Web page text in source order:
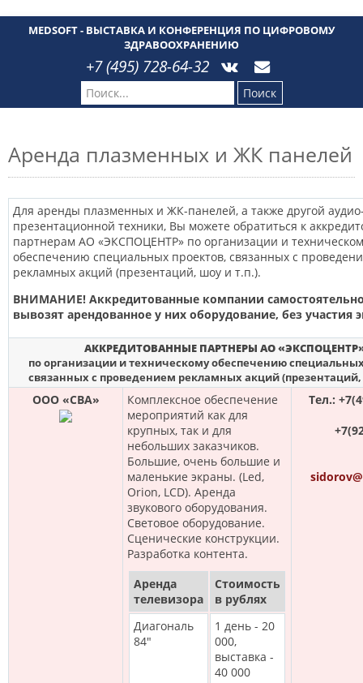
MEDSOFT - ВЫСТАВКА И КОНФЕРЕНЦИЯ ПО ЦИФРОВОМУ
ЗДРАВООХРАНЕНИЮ
+7 (495) 728-64-32
Поиск
Аренда плазменных и ЖК панелей
Для аренды плазменных и ЖК-панелей, а также другой
презентационной техники, Вы можете обратиться к
партнерам АО «ЭКСПОЦЕНТР» по организации и
обеспечению специальных проектов, связанных с
рекламных акций (презентаций, шоу и т.п.).
ВНИМАНИЕ! Аккредитованные компании
вывозят арендованное у них оборудование, без участия
АККРЕДИТОВАННЫЕ ПАРТНЕРЫ АО
по организации и техническому обеспечению
связанных с проведением рекламных акций
ООО «СВА»
Комплексное обеспечение
мероприятий как для
крупных, так и для
небольших заказчиков.
Большие, очень большие и
маленькие экраны. (Led,
Orion, LCD). Аренда
звукового оборудования.
Световое оборудование.
Сценические конструкции.
Разработка контента.
Аренда
телевизора
Стоимость
в рублях
Диагональ
84"
1 день - 20
000,
выставка -
40 000
Тел.: